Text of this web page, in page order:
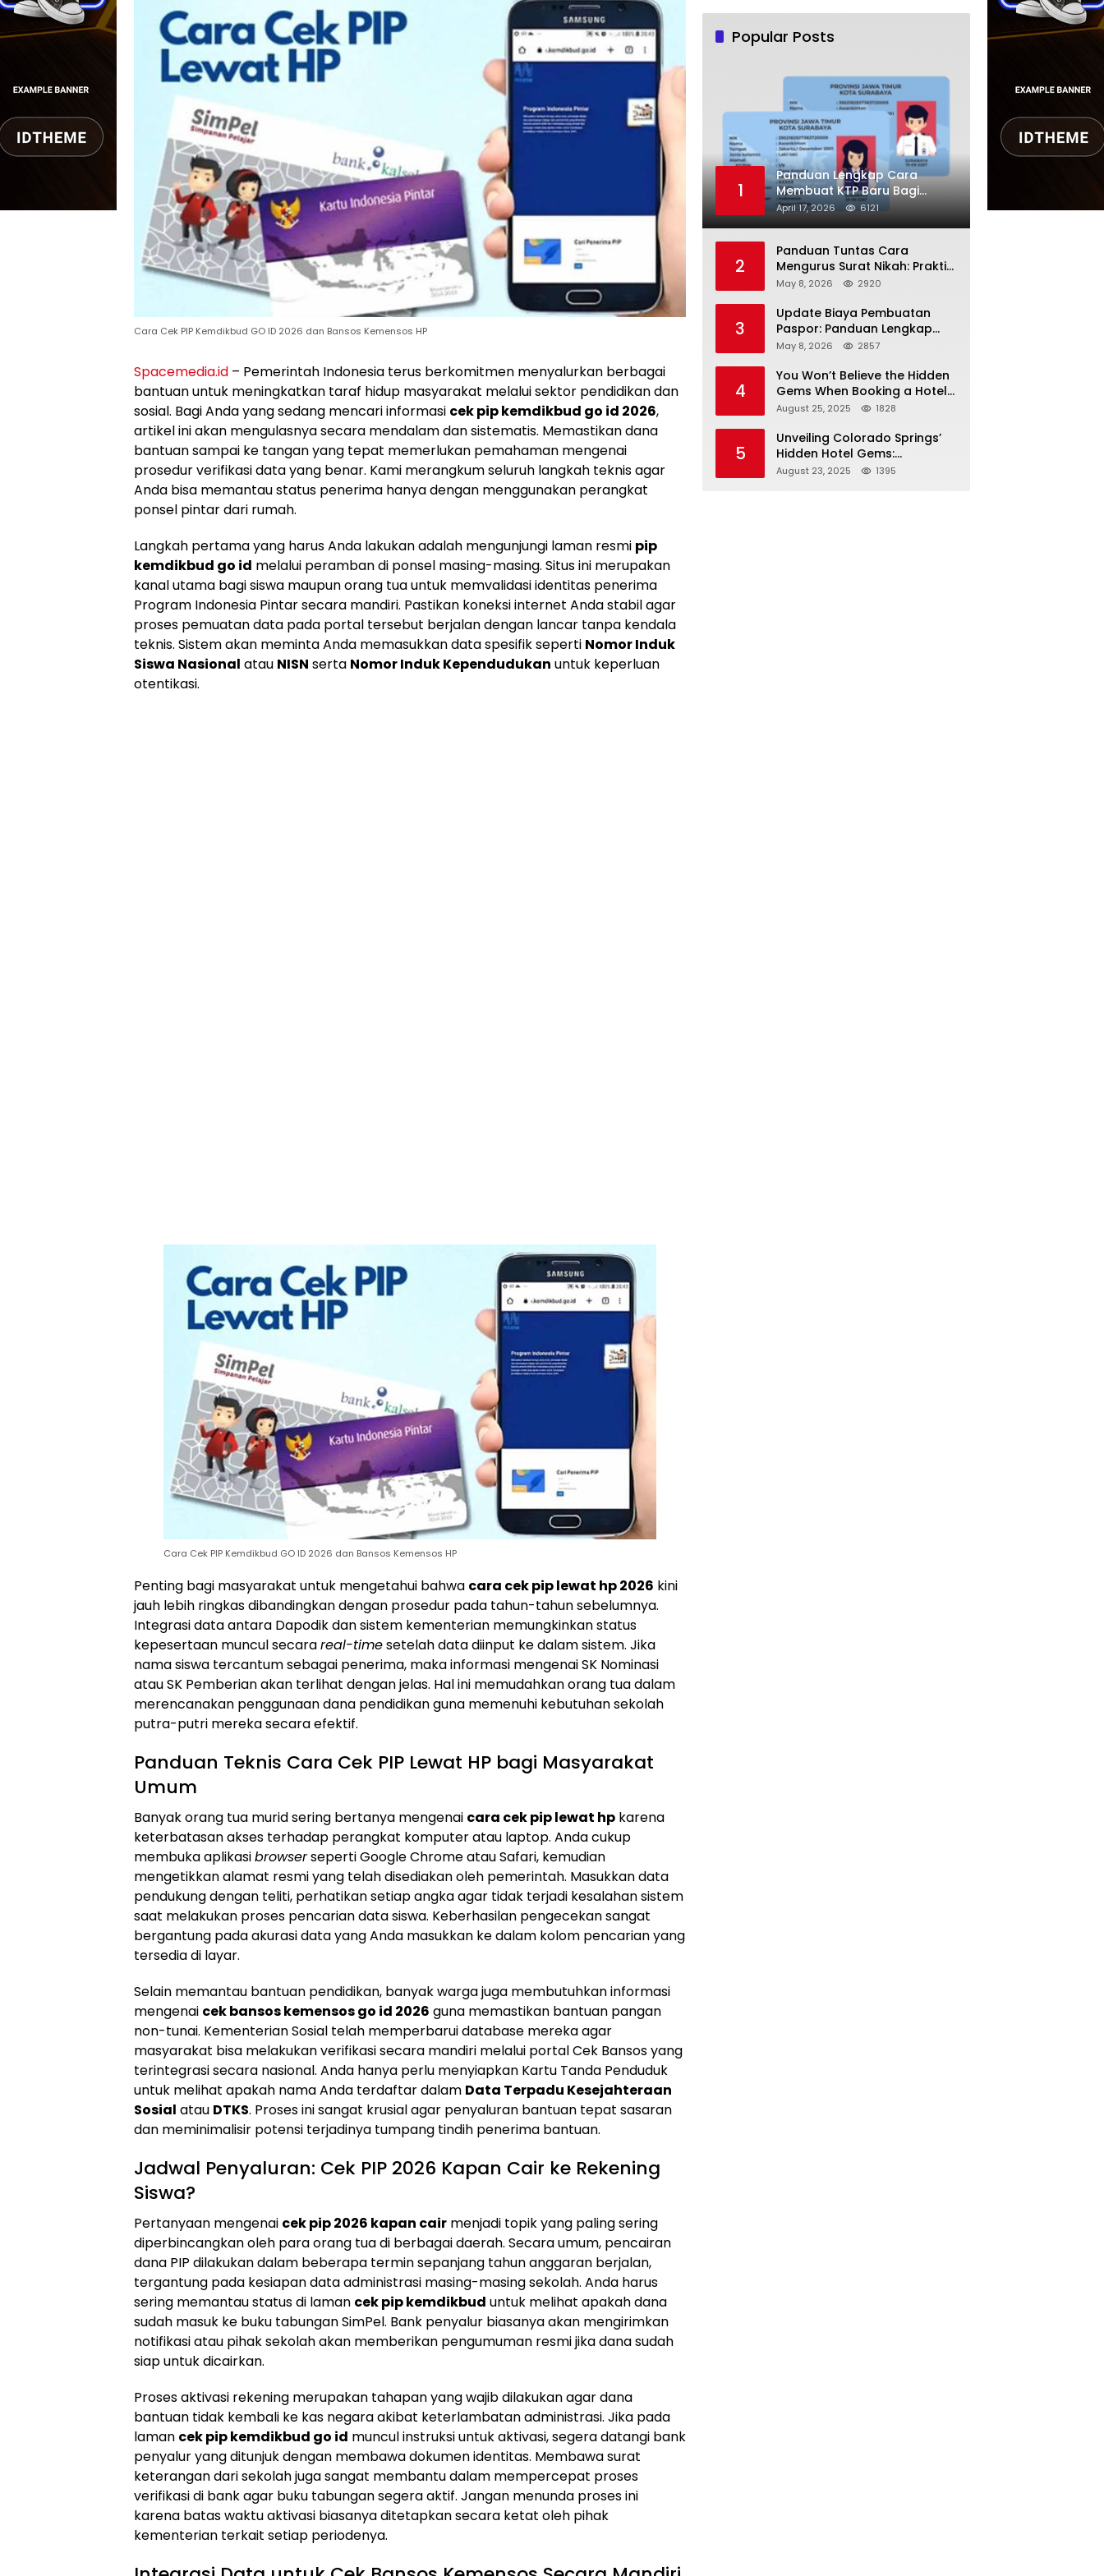
Cara Cek PIP Kemdikbud GO ID 2026 dan Bansos Kemensos HP
Spacemedia.id – Pemerintah Indonesia terus berkomitmen menyalurkan berbagai
bantuan untuk meningkatkan taraf hidup masyarakat melalui sektor pendidikan dan
sosial. Bagi Anda yang sedang mencari informasi cek pip kemdikbud go id 2026,
artikel ini akan mengulasnya secara mendalam dan sistematis. Memastikan dana
bantuan sampai ke tangan yang tepat memerlukan pemahaman mengenai
prosedur verifikasi data yang benar. Kami merangkum seluruh langkah teknis agar
Anda bisa memantau status penerima hanya dengan menggunakan perangkat
ponsel pintar dari rumah.
Langkah pertama yang harus Anda lakukan adalah mengunjungi laman resmi pip
kemdikbud go id melalui peramban di ponsel masing-masing. Situs ini merupakan
kanal utama bagi siswa maupun orang tua untuk memvalidasi identitas penerima
Program Indonesia Pintar secara mandiri. Pastikan koneksi internet Anda stabil agar
proses pemuatan data pada portal tersebut berjalan dengan lancar tanpa kendala
teknis. Sistem akan meminta Anda memasukkan data spesifik seperti Nomor Induk
Siswa Nasional atau NISN serta Nomor Induk Kependudukan untuk keperluan
otentikasi.
Cara Cek PIP Kemdikbud GO ID 2026 dan Bansos Kemensos HP
Penting bagi masyarakat untuk mengetahui bahwa cara cek pip lewat hp 2026 kini
jauh lebih ringkas dibandingkan dengan prosedur pada tahun-tahun sebelumnya.
Integrasi data antara Dapodik dan sistem kementerian memungkinkan status
kepesertaan muncul secarareal-timesetelah data diinput ke dalam sistem. Jika
nama siswa tercantum sebagai penerima, maka informasi mengenai SK Nominasi
atau SK Pemberian akan terlihat dengan jelas. Hal ini memudahkan orang tua dalam
merencanakan penggunaan dana pendidikan guna memenuhi kebutuhan sekolah
putra-putri mereka secara efektif.
Panduan Teknis Cara Cek PIP Lewat HP bagi Masyarakat
Umum
Banyak orang tua murid sering bertanya mengenai cara cek pip lewat hp karena
keterbatasan akses terhadap perangkat komputer atau laptop. Anda cukup
membuka aplikasibrowserseperti Google Chrome atau Safari, kemudian
mengetikkan alamat resmi yang telah disediakan oleh pemerintah. Masukkan data
pendukung dengan teliti, perhatikan setiap angka agar tidak terjadi kesalahan sistem
saat melakukan proses pencarian data siswa. Keberhasilan pengecekan sangat
bergantung pada akurasi data yang Anda masukkan ke dalam kolom pencarian yang
tersedia di layar.
Selain memantau bantuan pendidikan, banyak warga juga membutuhkan informasi
mengenai cek bansos kemensos go id 2026 guna memastikan bantuan pangan
non-tunai. Kementerian Sosial telah memperbarui database mereka agar
masyarakat bisa melakukan verifikasi secara mandiri melalui portal Cek Bansos yang
terintegrasi secara nasional. Anda hanya perlu menyiapkan Kartu Tanda Penduduk
untuk melihat apakah nama Anda terdaftar dalam Data Terpadu Kesejahteraan
Sosial atau DTKS. Proses ini sangat krusial agar penyaluran bantuan tepat sasaran
dan meminimalisir potensi terjadinya tumpang tindih penerima bantuan.
Jadwal Penyaluran: Cek PIP 2026 Kapan Cair ke Rekening
Siswa?
Pertanyaan mengenai cek pip 2026 kapan cair menjadi topik yang paling sering
diperbincangkan oleh para orang tua di berbagai daerah. Secara umum, pencairan
dana PIP dilakukan dalam beberapa termin sepanjang tahun anggaran berjalan,
tergantung pada kesiapan data administrasi masing-masing sekolah. Anda harus
sering memantau status di laman cek pip kemdikbud untuk melihat apakah dana
sudah masuk ke buku tabungan SimPel. Bank penyalur biasanya akan mengirimkan
notifikasi atau pihak sekolah akan memberikan pengumuman resmi jika dana sudah
siap untuk dicairkan.
Proses aktivasi rekening merupakan tahapan yang wajib dilakukan agar dana
bantuan tidak kembali ke kas negara akibat keterlambatan administrasi. Jika pada
laman cek pip kemdikbud go id muncul instruksi untuk aktivasi, segera datangi bank
penyalur yang ditunjuk dengan membawa dokumen identitas. Membawa surat
keterangan dari sekolah juga sangat membantu dalam mempercepat proses
verifikasi di bank agar buku tabungan segera aktif. Jangan menunda proses ini
karena batas waktu aktivasi biasanya ditetapkan secara ketat oleh pihak
kementerian terkait setiap periodenya.
Popular Posts
1
Panduan Lengkap Cara
Membuat KTP Baru Bagi
Pemula Tahun 2026
April 17, 2026 6121
2
Panduan Tuntas Cara
Mengurus Surat Nikah: Praktis
dan Sah di Mata Hukum!
May 8, 2026 2920
3
Update Biaya Pembuatan
Paspor: Panduan Lengkap
Tarif Resmi Negara!
May 8, 2026 2857
4
You Won’t Believe the Hidden
Gems When Booking a Hotel
in Louisville KY—From Cheap
August 25, 2025 1828
5
Unveiling Colorado Springs’
Hidden Hotel Gems:
Affordable Stays, Luxury
August 23, 2025 1395